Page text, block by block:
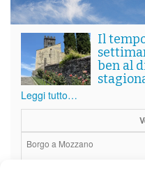
Il
ben al
Leggi tutto…
Borgo a Mozzano